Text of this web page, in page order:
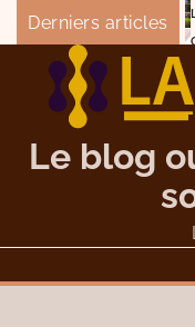
Skip
content
Derniers articles Les
Le blog